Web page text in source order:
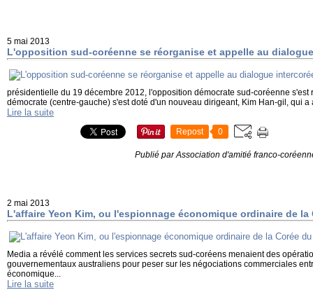
5 mai 2013
L'opposition sud-coréenne se réorganise et appelle au
présidentielle du 19 décembre 2012, l'opposition démocrate sud-coréenne s'est
démocrate (centre-gauche) s'est doté d'un nouveau dirigeant, Kim Han-gil, qui
Lire la suite
Repost 0
Publié par Association d'amitié franco-
2 mai 2013
L'affaire Yeon Kim, ou l'espionnage économique ordinaire de la
Media a révélé comment les services secrets sud-coréens menaient des
gouvernementaux australiens pour peser sur les négociations commerciales
économique...
Lire la suite